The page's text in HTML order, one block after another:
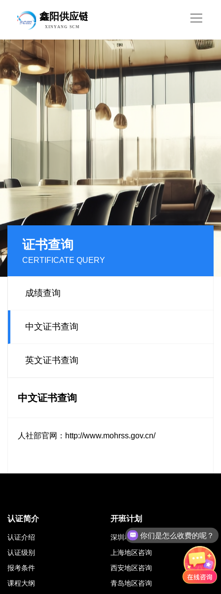
证书查询
CERTIFICATE QUERY
成绩查询
中文证书查询
英文证书查询
中文证书查询
人社部官网：http://www.mohrss.gov.cn/
认证简介
认证介绍
认证级别
报考条件
课程大纲
开班计划
深圳地区咨询
上海地区咨询
西安地区咨询
青岛地区咨询
你们是怎么收费的呢？